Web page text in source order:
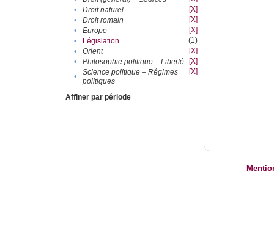
•
Droit naturel
[X]
•
Droit romain
[X]
•
Europe
[X]
•
Législation
(1)
•
Orient
[X]
•
Philosophie politique – Liberté
[X]
•
Science politique – Régimes
politiques
[X]
Affiner par période